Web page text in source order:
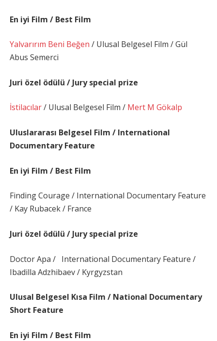
En iyi Film / Best Film
Yalvarırım Beni Beğen / Ulusal Belgesel Film / Gül
Abus Semerci
Juri özel ödülü / Jury special prize
İstilacılar/ Ulusal Belgesel Film / Mert M Gökalp
Uluslararası Belgesel Film / International
Documentary Feature
En iyi Film / Best Film
Finding Courage / International Documentary Feature
/ Kay Rubacek / France
Juri özel ödülü / Jury special prize
Doctor Apa / International Documentary Feature /
Ibadilla Adzhibaev / Kyrgyzstan
Ulusal Belgesel Kısa Film / National Documentary
Short Feature
En iyi Film / Best Film